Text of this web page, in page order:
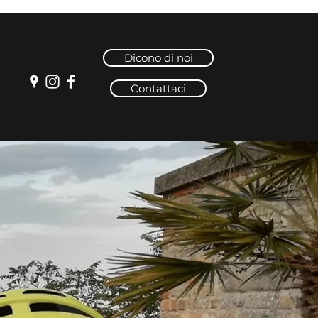
Dicono di noi
Contattaci